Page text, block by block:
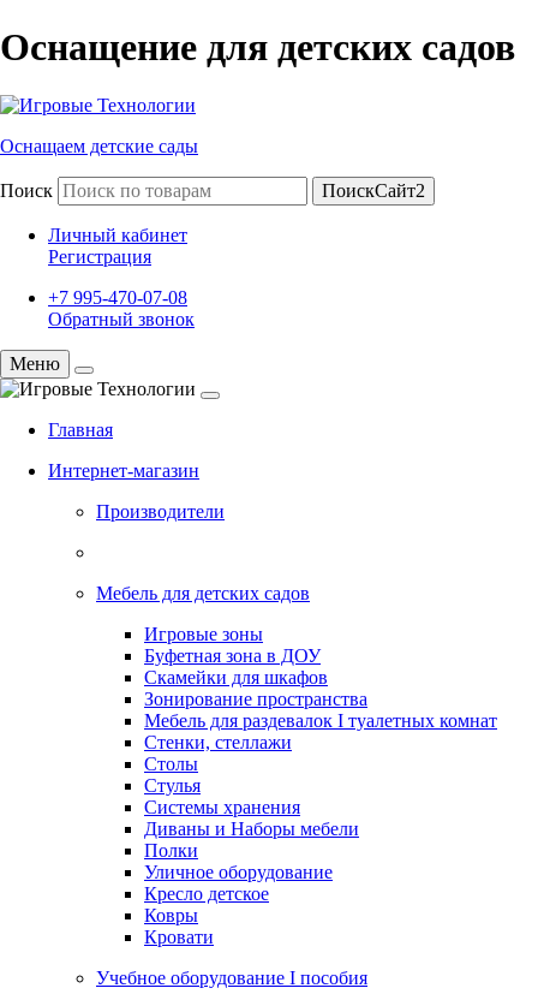
Оснащение для детских садов
Оснащаем детские сады
Поиск ПоискСайт2
Личный кабинет
Регистрация
+7 995-470-07-08
Обратный звонок
Меню
Главная
Интернет-магазин
Производители
Мебель для детских садов
Игровые зоны
Буфетная зона в ДОУ
Скамейки для шкафов
Зонирование пространства
Мебель для раздевалок I туалетных комнат
Стенки, стеллажи
Столы
Стулья
Системы хранения
Диваны и Наборы мебели
Полки
Уличное оборудование
Кресло детское
Ковры
Кровати
Учебное оборудование I пособия